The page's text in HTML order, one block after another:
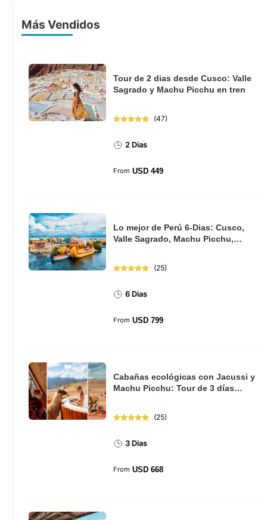
Más Vendidos
Tour de 2 dias desde Cusco: Valle
Sagrado y Machu Picchu en tren
(47)
2 Dias
From USD 449
Lo mejor de Perú 6-Dias: Cusco,
Valle Sagrado, Machu Picchu,
(25)
6 Dias
From USD 799
Cabañas ecológicas con Jacussi y
Machu Picchu: Tour de 3 días
(25)
3 Dias
From USD 668